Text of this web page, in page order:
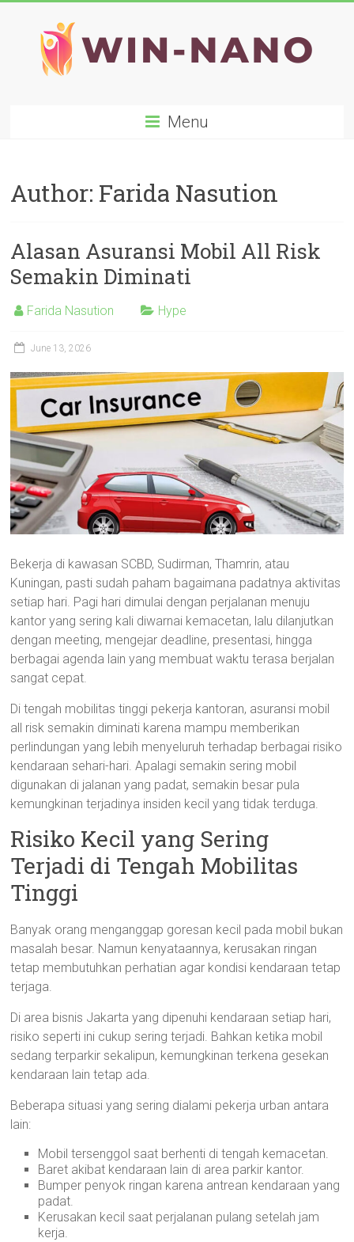
content
Menu
Author: Farida Nasution
Alasan Asuransi Mobil All Risk
Semakin Diminati
Farida Nasution Hype
June 13, 2026
Bekerja di kawasan SCBD, Sudirman, Thamrin, atau
Kuningan, pasti sudah paham bagaimana padatnya aktivitas
setiap hari. Pagi hari dimulai dengan perjalanan menuju
kantor yang sering kali diwarnai kemacetan, lalu dilanjutkan
dengan meeting, mengejar deadline, presentasi, hingga
berbagai agenda lain yang membuat waktu terasa berjalan
sangat cepat.
Di tengah mobilitas tinggi pekerja kantoran, asuransi mobil
all risk semakin diminati karena mampu memberikan
perlindungan yang lebih menyeluruh terhadap berbagai risiko
kendaraan sehari-hari. Apalagi semakin sering mobil
digunakan di jalanan yang padat, semakin besar pula
kemungkinan terjadinya insiden kecil yang tidak terduga.
Risiko Kecil yang Sering
Terjadi di Tengah Mobilitas
Tinggi
Banyak orang menganggap goresan kecil pada mobil bukan
masalah besar. Namun kenyataannya, kerusakan ringan
tetap membutuhkan perhatian agar kondisi kendaraan tetap
terjaga.
Di area bisnis Jakarta yang dipenuhi kendaraan setiap hari,
risiko seperti ini cukup sering terjadi. Bahkan ketika mobil
sedang terparkir sekalipun, kemungkinan terkena gesekan
kendaraan lain tetap ada.
Beberapa situasi yang sering dialami pekerja urban antara
lain:
Mobil tersenggol saat berhenti di tengah kemacetan.
Baret akibat kendaraan lain di area parkir kantor.
Bumper penyok ringan karena antrean kendaraan yang
padat.
Kerusakan kecil saat perjalanan pulang setelah jam
kerja.